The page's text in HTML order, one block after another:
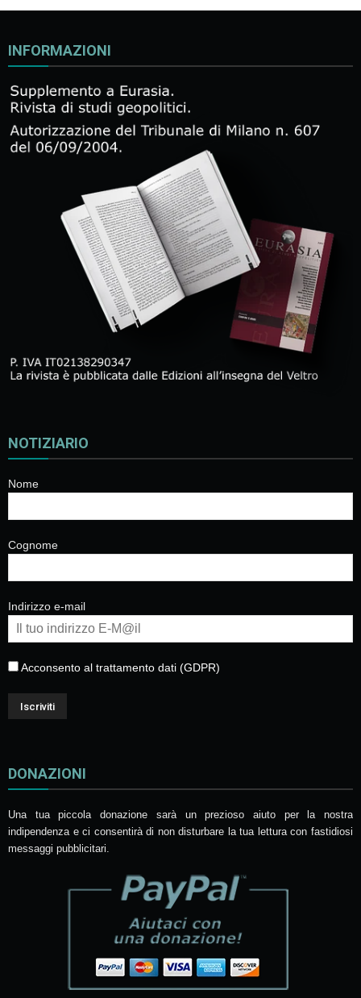
INFORMAZIONI
NOTIZIARIO
Nome
Cognome
Indirizzo e-mail
Acconsento al trattamento dati (GDPR)
DONAZIONI
Una tua piccola donazione sarà un prezioso aiuto per la nostra
indipendenza e ci consentirà di non disturbare la tua lettura con fastidiosi
messaggi pubblicitari.